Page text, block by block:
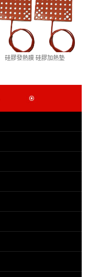
硅膠發熱膜 硅膠加熱墊